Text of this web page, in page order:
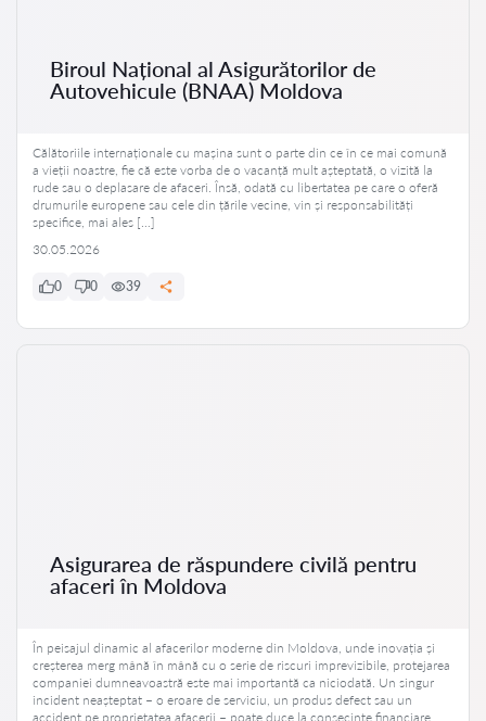
Biroul Național al Asigurătorilor de
Autovehicule (BNAA) Moldova
Călătoriile internaționale cu mașina sunt o parte din ce în ce mai comună
a vieții noastre, fie că este vorba de o vacanță mult așteptată, o vizită la
rude sau o deplasare de afaceri. Însă, odată cu libertatea pe care o oferă
drumurile europene sau cele din țările vecine, vin și responsabilități
specifice, mai ales […]
30.05.2026
0 0 39
Asigurarea de răspundere civilă pentru
afaceri în Moldova
În peisajul dinamic al afacerilor moderne din Moldova, unde inovația și
creșterea merg mână în mână cu o serie de riscuri imprevizibile, protejarea
companiei dumneavoastră este mai importantă ca niciodată. Un singur
incident neașteptat – o eroare de serviciu, un produs defect sau un
accident pe proprietatea afacerii – poate duce la consecințe financiare